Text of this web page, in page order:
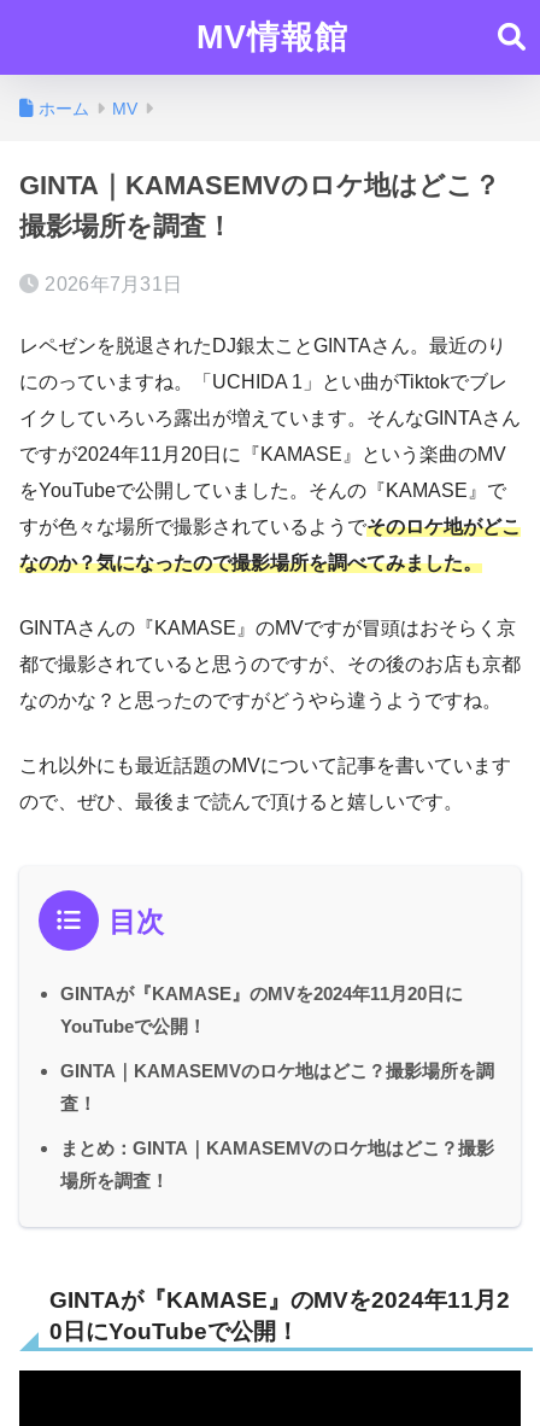
MV情報館
ホーム MV
GINTA｜KAMASEMVのロケ地はどこ？
撮影場所を調査！
2026年7月31日
レペゼンを脱退されたDJ銀太ことGINTAさん。最近のり
にのっていますね。「UCHIDA 1」とい曲がTiktokでブレ
イクしていろいろ露出が増えています。そんなGINTAさん
ですが2024年11月20日に『KAMASE』という楽曲のMV
をYouTubeで公開していました。そんの『KAMASE』で
すが色々な場所で撮影されているようでそのロケ地がどこ
なのか？気になったので撮影場所を調べてみました。
GINTAさんの『KAMASE』のMVですが冒頭はおそらく京
都で撮影されていると思うのですが、その後のお店も京都
なのかな？と思ったのですがどうやら違うようですね。
これ以外にも最近話題のMVについて記事を書いています
ので、ぜひ、最後まで読んで頂けると嬉しいです。
目次
GINTAが『KAMASE』のMVを2024年11月20日に
YouTubeで公開！
GINTA｜KAMASEMVのロケ地はどこ？撮影場所を調
査！
まとめ：GINTA｜KAMASEMVのロケ地はどこ？撮影
場所を調査！
GINTAが『KAMASE』のMVを2024年11月2
0日にYouTubeで公開！